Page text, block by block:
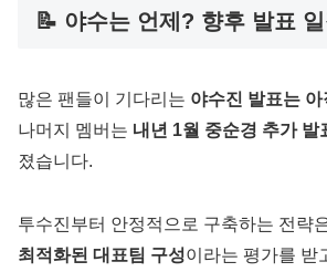
📝 야수는 언제? 향후 발표
많은 팬들이 기다리는 야수진 발표는 아
나머지 멤버는 내년 1월 중순경 추가 발
졌습니다.
투수진부터 안정적으로 구축하는 전략
최적화된 대표팀 구성이라는 평가를 받